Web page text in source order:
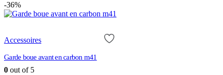
-36%
Accessoires
Garde boue avant en carbon m41
0 out of 5